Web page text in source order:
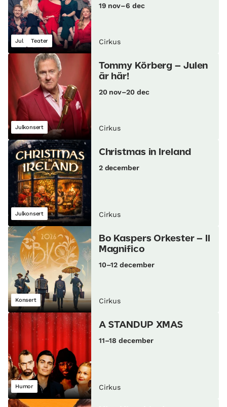
Jul Teater
19 nov–6 dec
Cirkus
Julkonsert
Tommy Körberg – Julen
är här!
20 nov–20 dec
Cirkus
Julkonsert
Christmas in Ireland
2 december
Cirkus
Konsert
Bo Kaspers Orkester – Il
Magnifico
10–12 december
Cirkus
Humor
A STANDUP XMAS
11–18 december
Cirkus